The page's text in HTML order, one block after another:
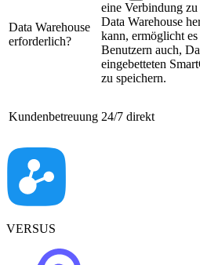
Data Warehouse
erforderlich?
eine Verbindung zu
Data Warehouse
kann, ermöglicht es
Benutzern auch,
eingebetteten
zu speichern.
Kundenbetreuung 24/7 direkt
VERSUS